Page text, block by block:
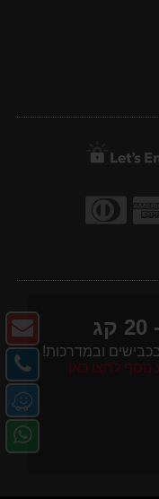
ובמדרכות!
נוסף לחצו כאן
-
-